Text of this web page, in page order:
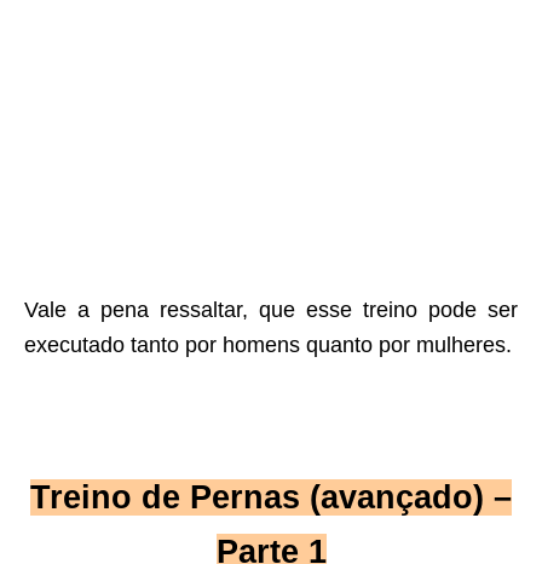
Vale a pena ressaltar, que esse treino pode ser
executado tanto por homens quanto por mulheres.
Treino de Pernas (avançado) –
Parte 1